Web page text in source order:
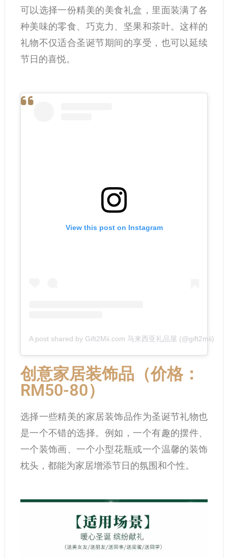
可以选择一份精美的美食礼盒，里面装满了各
种美味的零食、巧克力、坚果和茶叶。这样的
礼物不仅适合圣诞节期间的享受，也可以延续
节日的喜悦。
View this post on Instagram
A post shared by Gift2Mii.com 马来西亚礼品屋 (@gift2mii)
创意家居装饰品（价格：
RM50-80）
选择一些精美的家居装饰品作为圣诞节礼物也
是一个不错的选择。例如，一个有趣的摆件、
一个装饰画、一个小型花瓶或一个温馨的装饰
枕头，都能为家居增添节日的氛围和个性。